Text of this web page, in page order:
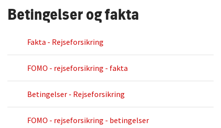
Betingelser og fakta
Fakta - Rejseforsikring
FOMO - rejseforsikring - fakta
Betingelser - Rejseforsikring
FOMO - rejseforsikring - betingelser